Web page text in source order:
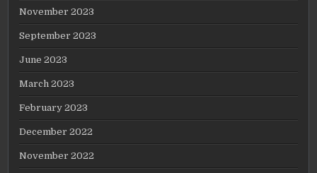
November 2023
September 2023
June 2023
March 2023
February 2023
December 2022
November 2022